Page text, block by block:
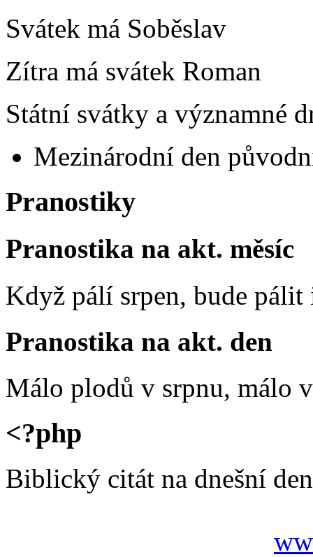
Svátek má Soběslav
Zítra má svátek Roman
Státní svátky a významné
Mezinárodní den
Pranostiky
Pranostika na akt. měsíc
Když pálí srpen, bude
Pranostika na akt. den
Málo plodů v srpnu, málo
<?php
Biblický citát na dnešní den